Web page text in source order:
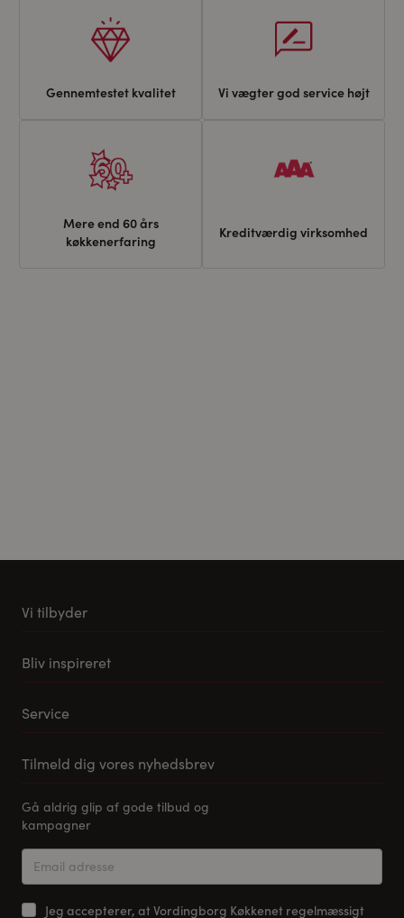
Gennemtestet kvalitet Vi vægter god service højt
Mere end 60 års
køkkenerfaring
Kreditværdig virksomhed
Vi tilbyder
Køkkener
Tilbehør og reservedele
Bliv inspireret
Service
Leveringsmuligheder
Tilmeld dig vores nyhedsbrev
Kontakt os
Return
Tilmeld dig vores nyhedsbrev
Gå aldrig glip af gode tilbud og
kampagner
Jeg accepterer, at Vordingborg Køkkenet regelmæssigt